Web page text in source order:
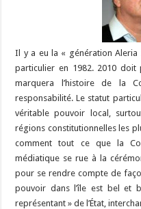
Il y a eu la « génération
particulier en 1982. 2010 doit
marquera l’histoire de la
responsabilité. Le statut
véritable pouvoir local,
régions constitutionnelles les
comment tout ce que la
médiatique se rue à la
pour se rendre compte de
pouvoir dans l’île est bel et
représentant » de l’État,